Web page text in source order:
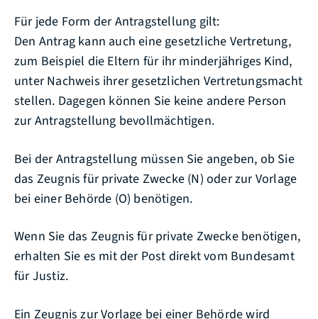
Für jede Form der Antragstellung gilt:
Den Antrag kann auch eine gesetzliche Vertretung,
zum Beispiel die Eltern für ihr minderjähriges Kind,
unter Nachweis ihrer gesetzlichen Vertretungsmacht
stellen. Dagegen können Sie keine andere Person
zur Antragstellung bevollmächtigen.
Bei der Antragstellung müssen Sie angeben, ob Sie
das Zeugnis für private Zwecke (N) oder zur Vorlage
bei einer Behörde (O) benötigen.
Wenn Sie das Zeugnis für private Zwecke benötigen,
erhalten Sie es mit der Post direkt vom Bundesamt
für Justiz.
Ein Zeugnis zur Vorlage bei einer Behörde wird